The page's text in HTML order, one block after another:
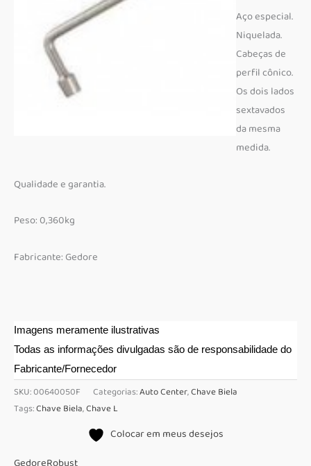
Aço especial.
Niquelada.
Cabeças de
perfil cônico.
Os dois lados
sextavados
da mesma
medida.
Qualidade e garantia.
Peso: 0,360kg
Fabricante: Gedore
Imagens meramente ilustrativas
Todas as informações divulgadas são de responsabilidade do
Fabricante/Fornecedor
SKU:00640050F Categorias:Auto Center,Chave Biela
Tags:Chave Biela,Chave L
Colocar em meus desejos